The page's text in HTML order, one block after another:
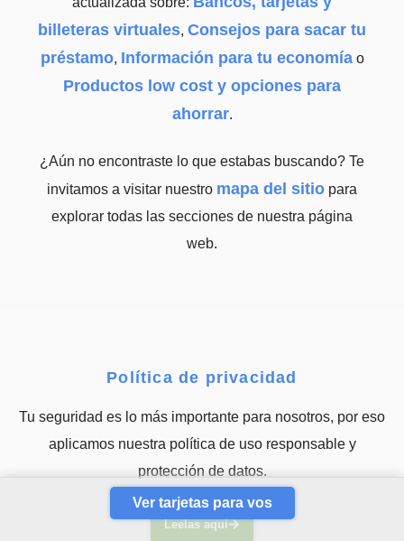
Ver tarjetas para vos
billeteras virtuales, Consejos para sacar tu
préstamo, Información para tu economíao
Productos low cost y opciones para
ahorrar.
¿Aún no encontraste lo que estabas buscando? Te
invitamos a visitar nuestro mapa del sitio para
explorar todas las secciones de nuestra página
web.
Política de privacidad
Tu seguridad es lo más importante para nosotros, por eso
aplicamos nuestra política de uso responsable y
protección de datos.
Leelas aquí